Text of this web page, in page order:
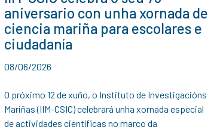
aniversario con unha xornada de
ciencia mariña para escolares e
ciudadanía
08/06/2026
O próximo 12 de xuño, o Instituto de Investigacións
Mariñas (IIM-CSIC) celebrará unha xornada especial
de actividades científicas no marco da